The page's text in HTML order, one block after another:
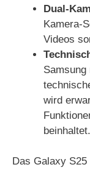
Dual-
Kamera-
Videos
Samsung
wird
beinhaltet.
Das Galaxy